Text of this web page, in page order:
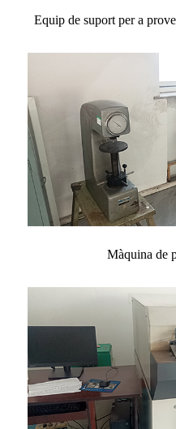
Equip de suport per a
Màquina de